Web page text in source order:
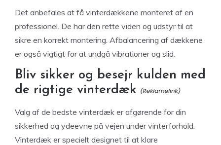
Det anbefales at få vinterdækkene monteret af en
professionel. De har den rette viden og udstyr til at
sikre en korrekt montering. Afbalancering af dækkene
er også vigtigt for at undgå vibrationer og slid.
Bliv sikker og besejr kulden med
de rigtige vinterdæk
Valg af de bedste vinterdæk er afgørende for din
sikkerhed og ydeevne på vejen under vinterforhold.
Vinterdæk er specielt designet til at klare